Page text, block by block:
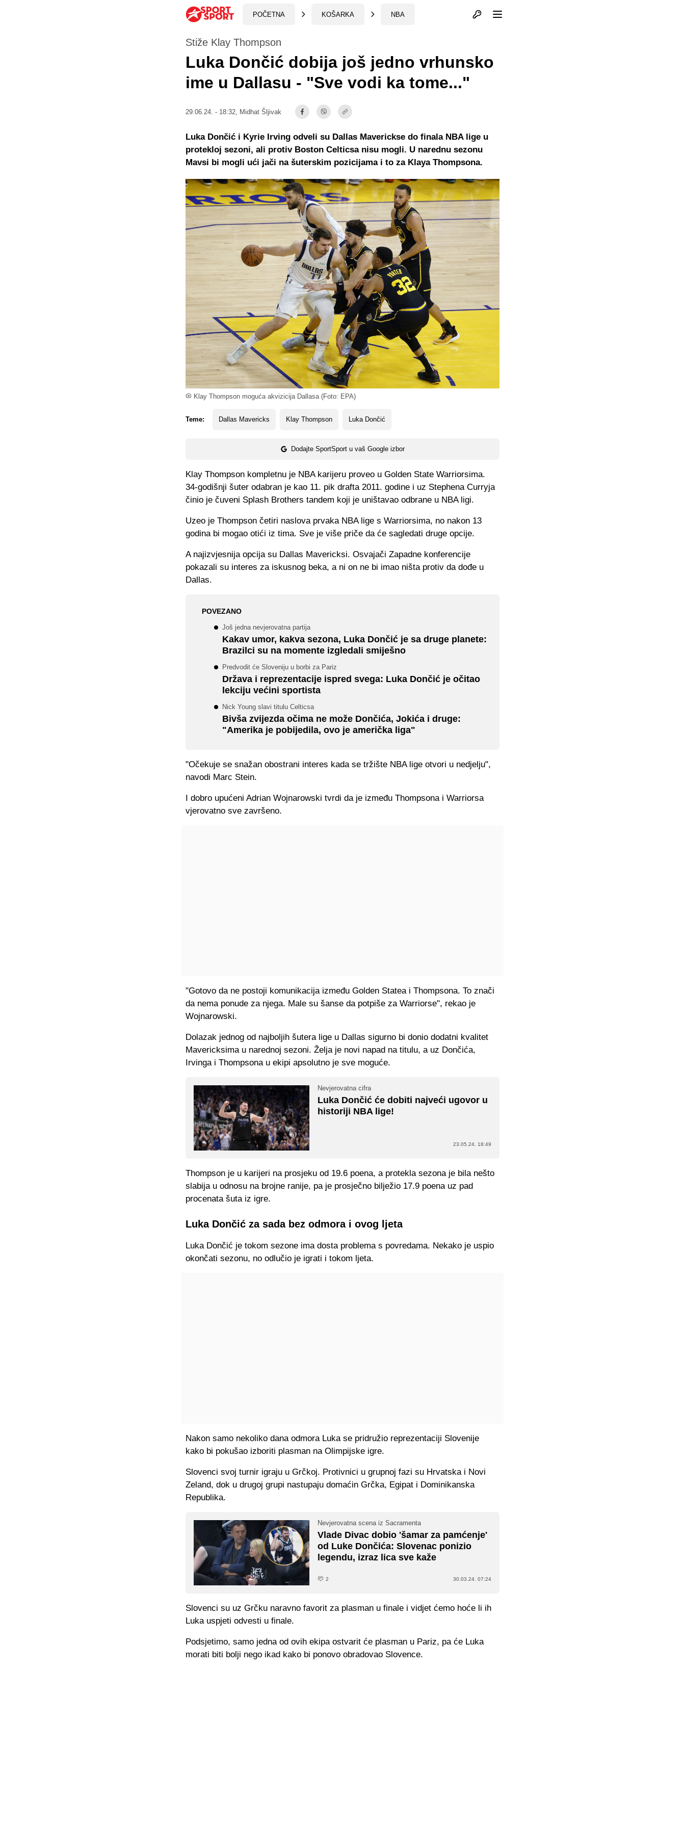
POČETNA KOŠARKA NBA Otvori profil
Klay Thompson moguća akvizicija Dallasa (Foto: EPA)
Stiže Klay Thompson
Luka Dončić dobija još jedno vrhunsko
ime u Dallasu - "Sve vodi ka tome..."
29.06.24. - 18:32, Midhat Šljivak
Teme: Dallas Mavericks Klay Thompson Luka Dončić
Dodajte SportSport u vaš Google izbor
Luka Dončić i Kyrie Irving odveli su Dallas Maverickse do finala NBA lige u
protekloj sezoni, ali protiv Boston Celticsa nisu mogli. U narednu sezonu
Mavsi bi mogli ući jači na šuterskim pozicijama i to za Klaya Thompsona.
Klay Thompson kompletnu je NBA karijeru proveo u Golden State Warriorsima.
34-godišnji šuter odabran je kao 11. pik drafta 2011. godine i uz Stephena Curryja
činio je čuveni Splash Brothers tandem koji je uništavao odbrane u NBA ligi.
Uzeo je Thompson četiri naslova prvaka NBA lige s Warriorsima, no nakon 13
godina bi mogao otići iz tima. Sve je više priče da će sagledati druge opcije.
A najizvjesnija opcija su Dallas Mavericksi. Osvajači Zapadne konferencije
pokazali su interes za iskusnog beka, a ni on ne bi imao ništa protiv da dođe u
Dallas.
POVEZANO
Još jedna nevjerovatna partija
Kakav umor, kakva sezona, Luka Dončić je sa druge planete:
Brazilci su na momente izgledali smiješno
Predvodit će Sloveniju u borbi za Pariz
Država i reprezentacije ispred svega: Luka Dončić je očitao
lekciju većini sportista
Nick Young slavi titulu Celticsa
Bivša zvijezda očima ne može Dončića, Jokića i druge:
"Amerika je pobijedila, ovo je američka liga"
"Očekuje se snažan obostrani interes kada se tržište NBA lige otvori u nedjelju",
navodi Marc Stein.
I dobro upućeni Adrian Wojnarowski tvrdi da je između Thompsona i Warriorsa
vjerovatno sve završeno.
"Gotovo da ne postoji komunikacija između Golden Statea i Thompsona. To znači
da nema ponude za njega. Male su šanse da potpiše za Warriorse", rekao je
Wojnarowski.
Dolazak jednog od najboljih šutera lige u Dallas sigurno bi donio dodatni kvalitet
Mavericksima u narednoj sezoni. Želja je novi napad na titulu, a uz Dončića,
Irvinga i Thompsona u ekipi apsolutno je sve moguće.
Nevjerovatna cifra
Luka Dončić će dobiti najveći ugovor u
historiji NBA lige!
23.05.24. 18:49
Thompson je u karijeri na prosjeku od 19.6 poena, a protekla sezona je bila nešto
slabija u odnosu na brojne ranije, pa je prosječno bilježio 17.9 poena uz pad
procenata šuta iz igre.
Luka Dončić za sada bez odmora i ovog ljeta
Luka Dončić je tokom sezone ima dosta problema s povredama. Nekako je uspio
okončati sezonu, no odlučio je igrati i tokom ljeta.
Nakon samo nekoliko dana odmora Luka se pridružio reprezentaciji Slovenije
kako bi pokušao izboriti plasman na Olimpijske igre.
Slovenci svoj turnir igraju u Grčkoj. Protivnici u grupnoj fazi su Hrvatska i Novi
Zeland, dok u drugoj grupi nastupaju domaćin Grčka, Egipat i Dominikanska
Republika.
Nevjerovatna scena iz Sacramenta
Vlade Divac dobio 'šamar za pamćenje'
od Luke Dončića: Slovenac ponizio
legendu, izraz lica sve kaže
2 30.03.24. 07:24
Slovenci su uz Grčku naravno favorit za plasman u finale i vidjet ćemo hoće li ih
Luka uspjeti odvesti u finale.
Podsjetimo, samo jedna od ovih ekipa ostvarit će plasman u Pariz, pa će Luka
morati biti bolji nego ikad kako bi ponovo obradovao Slovence.